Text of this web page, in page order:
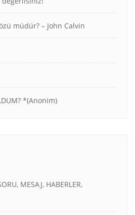
müdür? – John Calvin
*(Anonim)
MESAJ, HABERLER,